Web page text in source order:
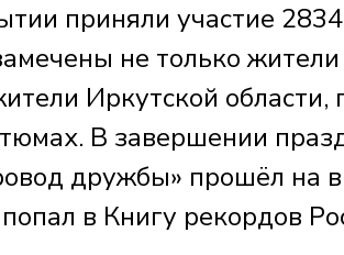
приняли участие
не только
Иркутской области,
В завершении
дружбы» прошёл на
в Книгу рекордов